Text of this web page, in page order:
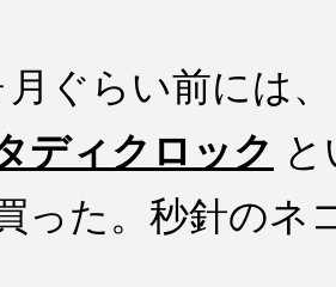
月ぐらい前には
ディクロック
った。秒針のネ